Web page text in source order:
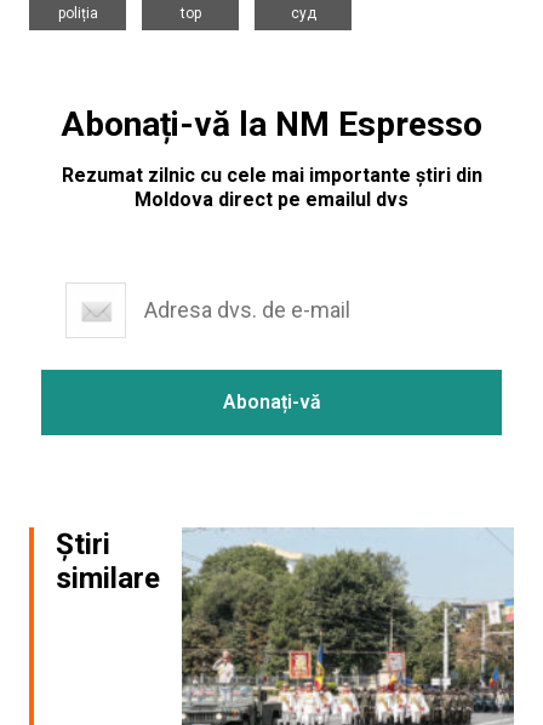
poliția
top
суд
Abonați-vă la NM Espresso
Rezumat zilnic cu cele mai importante știri din
Moldova direct pe emailul dvs
Știri
similare